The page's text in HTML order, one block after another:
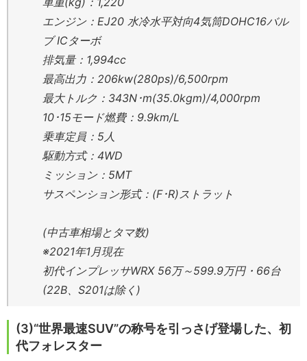
エンジン：EJ20 水冷水平対向4気筒DOHC16バル
ブ ICターボ
排気量：1,994cc
最高出力：206kw(280ps)/6,500rpm
最大トルク：343N･m(35.0kgm)/4,000rpm
10･15モード燃費：9.9km/L
乗車定員：5人
駆動方式：4WD
ミッション：5MT
サスペンション形式：(F･R)ストラット
(中古車相場とタマ数)
※2021年1月現在
初代インプレッサWRX 56万～599.9万円・66台
(22B、S201は除く)
(3)“世界最速SUV”の称号を引っさげ登場した、初
代フォレスター